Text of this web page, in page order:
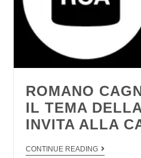
ROMANO
IL TEMA
INVITA ALLA
CONTINUE READING